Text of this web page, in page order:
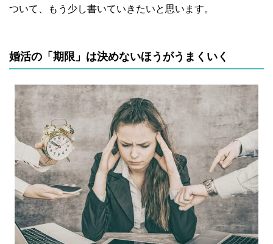
ついて、もう少し書いていきたいと思います。
婚活の「期限」は決めないほうがうまくいく